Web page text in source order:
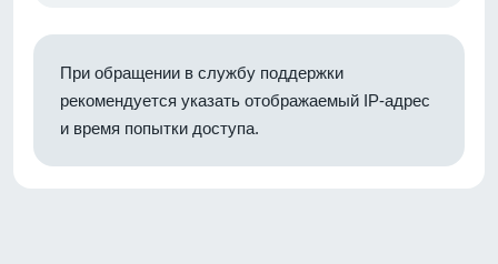
При обращении в службу поддержки
рекомендуется указать отображаемый IP-адрес
и время попытки доступа.